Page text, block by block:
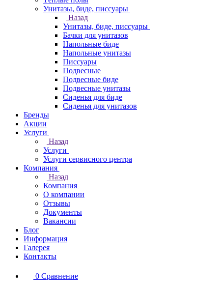
Унитазы, биде, писсуары
Назад
Унитазы, биде, писсуары
Бачки для унитазов
Напольные биде
Напольные унитазы
Писсуары
Подвесные
Подвесные биде
Подвесные унитазы
Сиденья для биде
Сиденья для унитазов
Бренды
Акции
Услуги
Назад
Услуги
Услуги сервисного центра
Компания
Назад
Компания
О компании
Отзывы
Документы
Вакансии
Блог
Информация
Галерея
Контакты
0 Сравнение